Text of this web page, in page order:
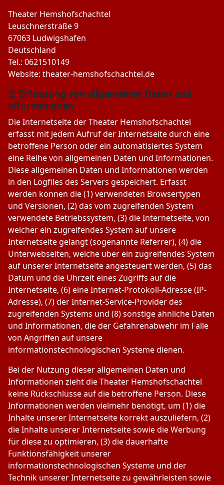
Theater Hemshofschachtel
Leuschnerstraße 9
67063 Ludwigshafen
Deutschland
Tel.: 0621510149
Website: theater-hemshofschachtel.de
3. Erfassung von allgemeinen Daten und
Informationen
Die Internetseite der Theater Hemshofschachtel
erfasst mit jedem Aufruf der Internetseite durch eine
betroffene Person oder ein automatisiertes System
eine Reihe von allgemeinen Daten und Informationen.
Diese allgemeinen Daten und Informationen werden
in den Logfiles des Servers gespeichert. Erfasst
werden können die (1) verwendeten Browsertypen
und Versionen, (2) das vom zugreifenden System
verwendete Betriebssystem, (3) die Internetseite, von
welcher ein zugreifendes System auf unsere
Internetseite gelangt (sogenannte Referrer), (4) die
Unterwebseiten, welche über ein zugreifendes System
auf unserer Internetseite angesteuert werden, (5) das
Datum und die Uhrzeit eines Zugriffs auf die
Internetseite, (6) eine Internet-Protokoll-Adresse (IP-
Adresse), (7) der Internet-Service-Provider des
zugreifenden Systems und (8) sonstige ähnliche Daten
und Informationen, die der Gefahrenabwehr im Falle
von Angriffen auf unsere
informationstechnologischen Systeme dienen.
Bei der Nutzung dieser allgemeinen Daten und
Informationen zieht die Theater Hemshofschachtel
keine Rückschlüsse auf die betroffene Person. Diese
Informationen werden vielmehr benötigt, um (1) die
Inhalte unserer Internetseite korrekt auszuliefern, (2)
die Inhalte unserer Internetseite sowie die Werbung
für diese zu optimieren, (3) die dauerhafte
Funktionsfähigkeit unserer
informationstechnologischen Systeme und der
Technik unserer Internetseite zu gewährleisten sowie